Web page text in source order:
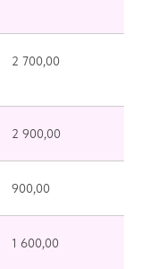
2 700,00
2 900,00
900,00
1 600,00